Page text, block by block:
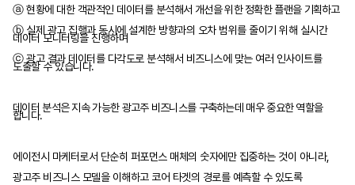
ⓐ 현황에 대한 객관적인 데이터를 분석해서 개선을 위한 정확한 플랜을 기획하고
ⓑ 실제 광고 집행과 동시에 설계한 방향과의 오차 범위를 줄이기 위해 실시간
데이터 모니터링을 진행하며
ⓒ 광고 결과 데이터를 다각도로 분석해서 비즈니스에 맞는 여러 인사이트를
도출할 수 있습니다.
데이터 분석은지속 가능한 광고주 비즈니스를 구축하는데 매우 중요한 역할을
합니다.
에이전시 마케터로서 단순히 퍼포먼스 매체의 숫자에만 집중하는 것이 아니라,
광고주 비즈니스 모델을 이해하고 코어 타겟의 경로를 예측할 수 있도록